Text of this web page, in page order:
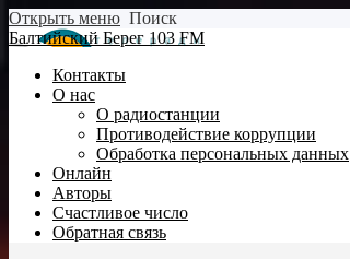
Открыть меню Поиск
Балтийский Берег 103 FM
Контакты
О нас
О радиостанции
Противодействие коррупции
Обработка персональных данных
Онлайн
Авторы
Счастливое число
Обратная связь